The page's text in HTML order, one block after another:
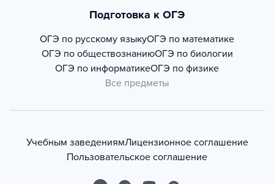
Подготовка к ОГЭ
ОГЭ по русскому языкуОГЭ по математике
ОГЭ по обществознаниюОГЭ по биологии
ОГЭ по информатикеОГЭ по физике
Все предметы
Учебным заведениямЛицензионное соглашение
Пользовательское соглашение